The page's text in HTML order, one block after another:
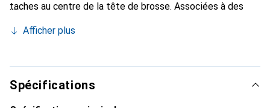
taches au centre de la tête de brosse. Associées à des
avec la surface, elles permettent d'éliminer encore plus
jusqu'à 100 % plus blanches en une semaine seulement
(dans le programme de brossage White par rapport à une
brosse à dents manuelle). Avec une élimination de la
Afficher plus
Spécifications